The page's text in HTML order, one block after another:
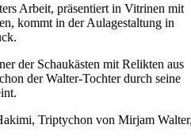
Arbeit, präsentiert in Vitrinen mit
kommt in der Aulagestaltung in
der Schaukästen mit Relikten aus
der Walter-Tochter durch seine